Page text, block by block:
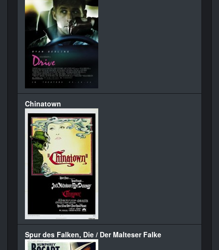
Chinatown
Spur des Falken, Die / Der Malteser Falke